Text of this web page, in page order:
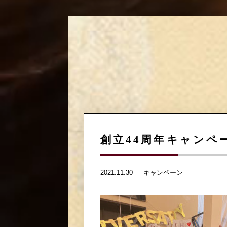
創立44周年キャンペ
2021.11.30 ｜ キャンペーン